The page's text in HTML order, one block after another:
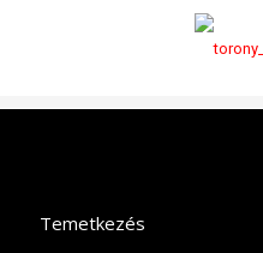
Temetkezés